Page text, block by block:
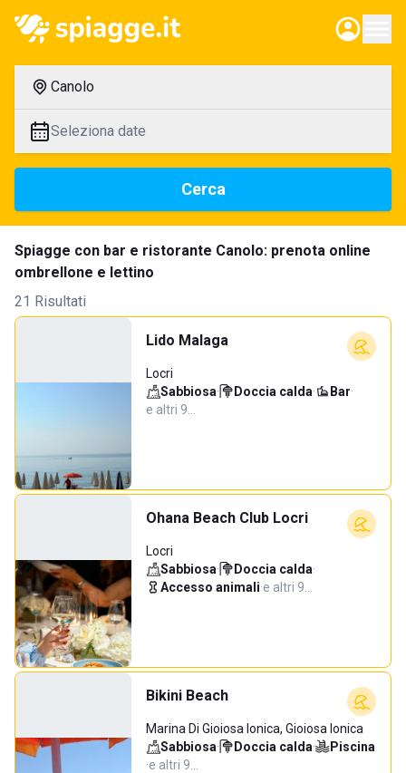
Canolo
Seleziona date
Cerca
Spiagge con bar e ristorante Canolo: prenota online
ombrellone e lettino
21 Risultati
Lido Malaga
Locri
Sabbiosa· Doccia calda· Bar·
e altri 9…
Ohana Beach Club Locri
Locri
Sabbiosa· Doccia calda·
Accesso animali·e altri 9…
Bikini Beach
Marina Di Gioiosa Ionica, Gioiosa Ionica
Sabbiosa· Doccia calda·
Piscina
·e altri 9…